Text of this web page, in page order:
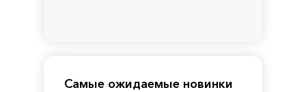
Самые ожидаемые новинки